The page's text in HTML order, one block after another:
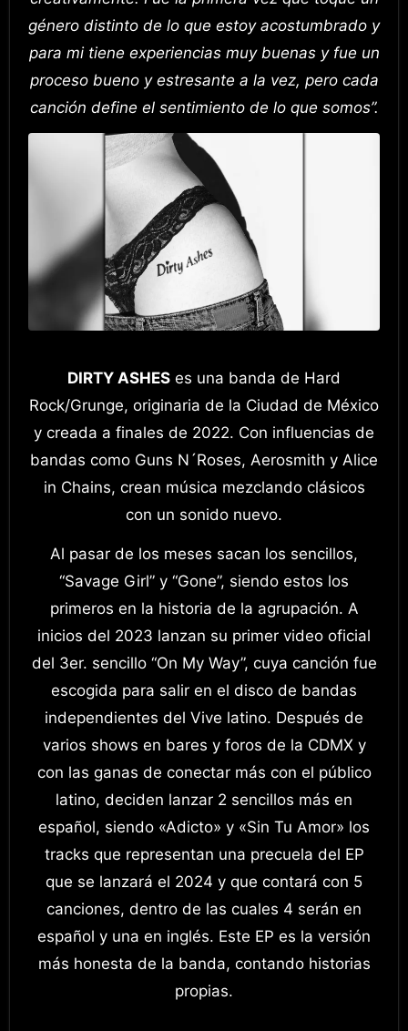
género distinto de lo que estoy acostumbrado y
para mi tiene experiencias muy buenas y fue un
proceso bueno y estresante a la vez, pero cada
canción define el sentimiento de lo que somos”.
DIRTY ASHES es una banda de Hard
Rock/Grunge, originaria de la Ciudad de México
y creada a finales de 2022. Con influencias de
bandas como Guns N´Roses, Aerosmith y Alice
in Chains, crean música mezclando clásicos
con un sonido nuevo.
Al pasar de los meses sacan los sencillos,
“Savage Girl” y “Gone”, siendo estos los
primeros en la historia de la agrupación. A
inicios del 2023 lanzan su primer video oficial
del 3er. sencillo “On My Way”, cuya canción fue
escogida para salir en el disco de bandas
independientes del Vive latino. Después de
varios shows en bares y foros de la CDMX y
con las ganas de conectar más con el público
latino, deciden lanzar 2 sencillos más en
español, siendo «Adicto» y «Sin Tu Amor» los
tracks que representan una precuela del EP
que se lanzará el 2024 y que contará con 5
canciones, dentro de las cuales 4 serán en
español y una en inglés. Este EP es la versión
más honesta de la banda, contando historias
propias.